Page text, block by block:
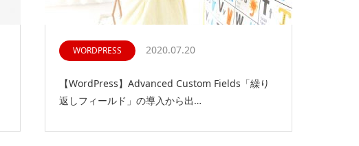
WORDPRESS 2020.07.20
【WordPress】Advanced Custom Fields「繰り
返しフィールド」の導入から出…